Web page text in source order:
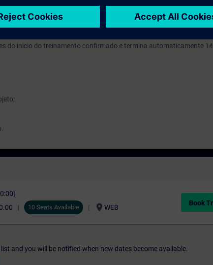
recebe uma conta de teste gratuito para acessar a Plataforma de
online sobre diversas tecnologias SIEMENS e acesso a mais de
do inicio do treinamento confirmado e termina automaticamente
10 Seats Available location_on WEB
Book
and you will be notified when new dates become available.